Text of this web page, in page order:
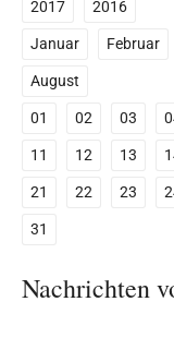
2017
2016
Januar
Februar
August
01
02 03
11
12 13
21
22 23
31
Nachrichten